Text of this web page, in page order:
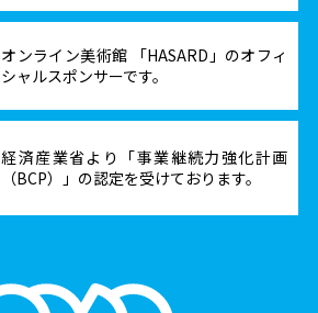
オンライン美術館 「HASARD」のオフィ
シャルスポンサーです。
経済産業省より「事業継続力強化計画
（BCP）」の認定を受けております。